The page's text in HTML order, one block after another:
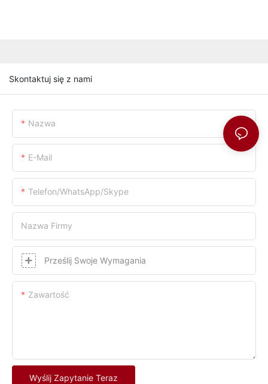
Skontaktuj się z nami
Nazwa
E-Mail
Telefon/WhatsApp/Skype
Nazwa Firmy
Prześlij Swoje Wymagania
Zawartość
Wyślij Zapytanie Teraz